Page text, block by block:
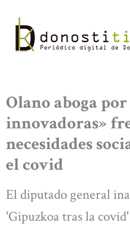
contenido
Olano aboga
innovadoras»
necesidades
el covid
El diputado general
'Gipuzkoa tras la